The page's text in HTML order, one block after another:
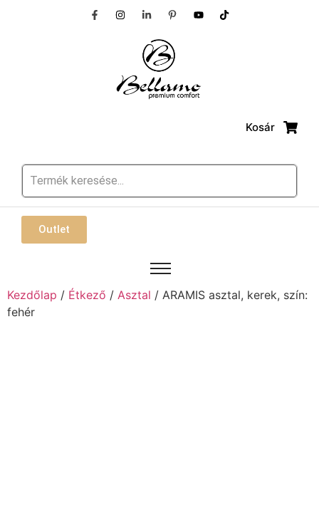
Kosár
Outlet
Kezdőlap / Étkező / Asztal / ARAMIS asztal, kerek, szín:
fehér